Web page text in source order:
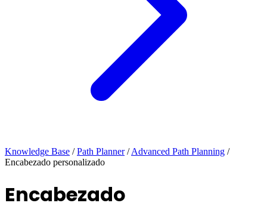
Knowledge Base / Path Planner / Advanced Path Planning /
Encabezado personalizado
Encabezado